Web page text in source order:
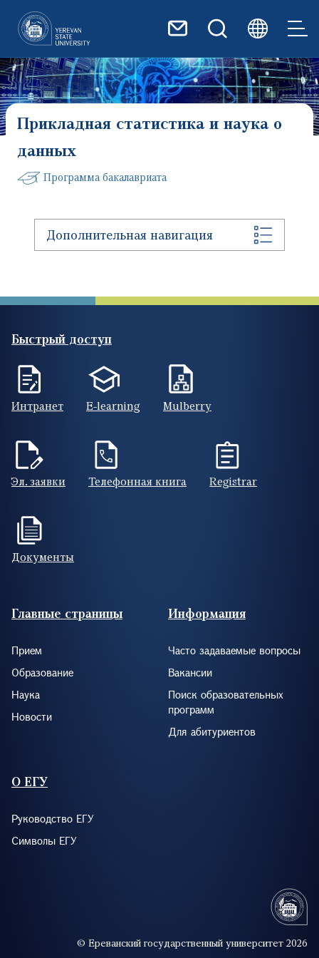
Прикладная статистика и наука о
данных
Программа бакалавриата
Дополнительная навигация
Быстрый доступ
Интранет E-learning Mulberry
Эл. заявки Телефонная книга Registrar
Документы
Footer (RUS)
Главные страницы
Прием
Образование
Наука
Новости
Информация
Часто задаваемые вопросы
Вакансии
Поиск образовательных
программ
Для абитуриентов
О ЕГУ
Руководство ЕГУ
Символы ЕГУ
© Ереванский государственный университет 2026